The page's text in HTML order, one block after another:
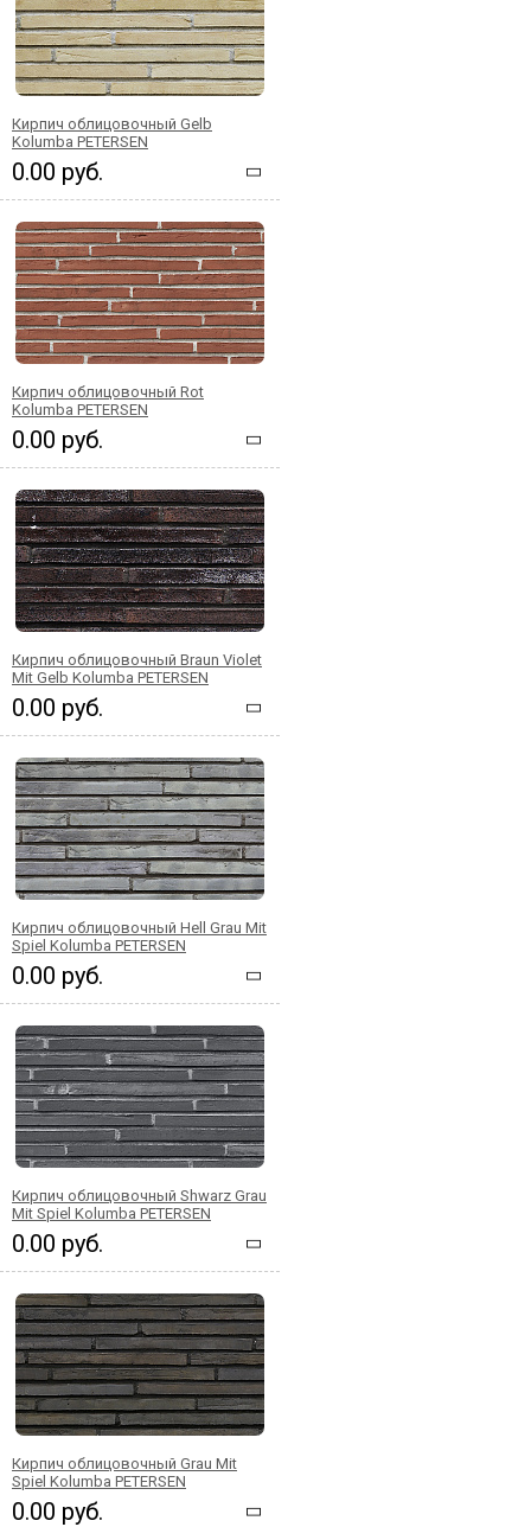
Кирпич облицовочный Gelb
Kolumba PETERSEN
0.00 руб.
Кирпич облицовочный Rot
Kolumba PETERSEN
0.00 руб.
Кирпич облицовочный Braun Violet
Mit Gelb Kolumba PETERSEN
0.00 руб.
Кирпич облицовочный Hell Grau Mit
Spiel Kolumba PETERSEN
0.00 руб.
Кирпич облицовочный Shwarz Grau
Mit Spiel Kolumba PETERSEN
0.00 руб.
Кирпич облицовочный Grau Mit
Spiel Kolumba PETERSEN
0.00 руб.